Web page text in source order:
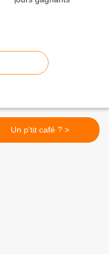
Un p'tit café ? >